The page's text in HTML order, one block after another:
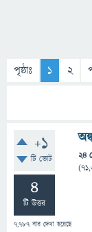
পৃষ্ঠাঃ 1 2
+1
টি ভোট
4
টি উত্তর
7,787 বার দেখা হয়েছে
24
(